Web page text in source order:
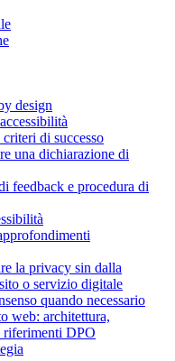
design
di successo
una dichiarazione di
feedback e procedura di
la privacy sin dalla
o servizio digitale
quando necessario
web: architettura,
DPO